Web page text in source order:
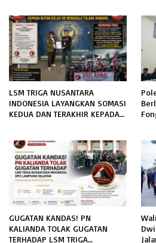
LSM TRIGA NUSANTARA
INDONESIA LAYANGKAN SOMASI
KEDUA DAN TERAKHIR KEPADA
INFORMASI PUBLIK
GUGATAN KANDAS! PN
KALIANDA TOLAK GUGATAN
TERHADAP LSM TRIGA